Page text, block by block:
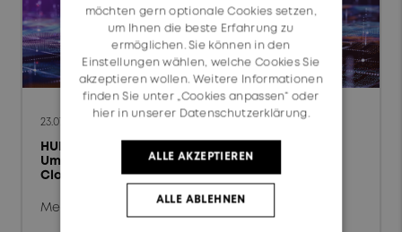
Mobilfunknetz
Automobil
Schienenfahrzeuge
Technologie
Hochfrequenz
23.07.2026
HUBER+SUHNER schliesst globale
Umstellung auf SAP S/4HANA Private
Cloud erfolgreich ab
Mehr dazu
möchten gern optionale Cookies setzen,
um Ihnen die beste Erfahrung zu
ermöglichen. Sie können in den
Einstellungen wählen, welche Cookies Sie
akzeptieren wollen. Weitere Informationen
finden Sie unter „Cookies anpassen“ oder
hier in unserer Datenschutzerklärung.
ALLE AKZEPTIEREN
ALLE ABLEHNEN